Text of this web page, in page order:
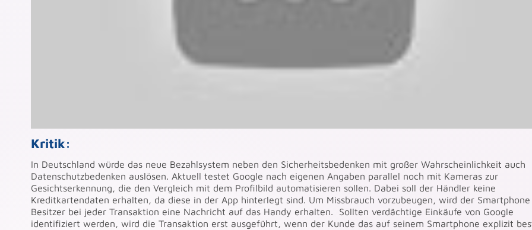
Kritik:
In Deutschland würde das neue Bezahlsystem neben den Sicherheitsbedenken mit großer Wahrscheinlichkeit auch
Datenschutzbedenken auslösen. Aktuell testet Google nach eigenen Angaben parallel noch mit Kameras zur
Gesichtserkennung, die den Vergleich mit dem Profilbild automatisieren sollen. Dabei soll der Händler keine
Kreditkartendaten erhalten, da diese in der App hinterlegt sind. Um Missbrauch vorzubeugen, wird der Smartphone
Besitzer bei jeder Transaktion eine Nachricht auf das Handy erhalten. Sollten verdächtige Einkäufe von Google
identifiziert werden, wird die Transaktion erst ausgeführt, wenn der Kunde das auf seinem Smartphone explizit